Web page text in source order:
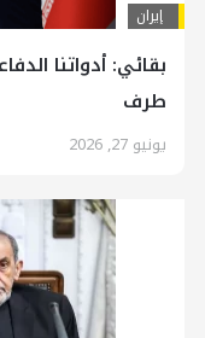
إيران
بقائي: أدواتنا
طرف
يونيو 27, 2026